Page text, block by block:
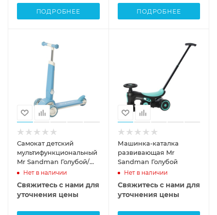
ПОДРОБНЕЕ ПОДРОБНЕЕ
Самокат детский
мультифункциональный
Mr Sandman Голубой/
Белый
Нет в наличии
Свяжитесь с нами для
уточнения цены
Машинка-каталка
развивающая Mr
Sandman Голубой
Нет в наличии
Свяжитесь с нами для
уточнения цены